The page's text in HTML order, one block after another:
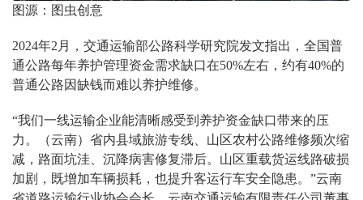
图源：图虫创意
2024年2月，交通运输部公路科学研究院发文指出，全国普
通公路每年养护管理资金需求缺口在50%左右，约有40%的
普通公路因缺钱而难以养护维修。
“我们一线运输企业能清晰感受到养护资金缺口带来的压
力。（云南）省内县域旅游专线、山区农村公路维修频次缩
减，路面坑洼、沉降病害修复滞后。山区重载货运线路破损
加剧，既增加车辆损耗，也提升客运行车安全隐患。”云南